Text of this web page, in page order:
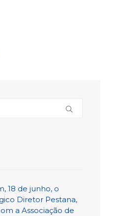
18 de junho, o
Diretor Pestana,
a Associação de